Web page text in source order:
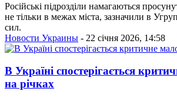
Російські підрозділи намагаються
не тільки в межах міста, зазначили в
сил.
Новости Украины - 22 січня 2026, 14:58
В Україні спостерігається
на річках